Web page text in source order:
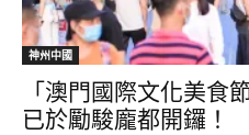
神州中國
「澳門國際文化美食
已於勵駿龐都開鑼！